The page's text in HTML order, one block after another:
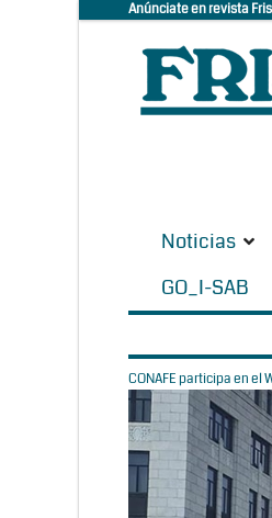
Anúnciate en revista
Noticias
GO_I-SAB
CONAFE participa en el